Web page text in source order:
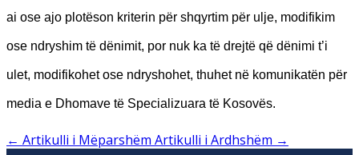
ai ose ajo plotëson kriterin për shqyrtim për ulje, modifikim
ose ndryshim të dënimit, por nuk ka të drejtë që dënimi t’i
ulet, modifikohet ose ndryshohet, thuhet në komunikatën për
media e Dhomave të Specializuara të Kosovës.
← Artikulli i Mëparshëm Artikulli i Ardhshëm →